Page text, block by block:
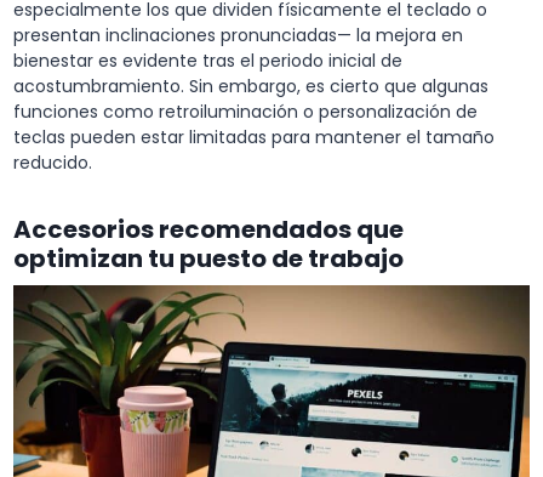
especialmente los que dividen físicamente el teclado o
presentan inclinaciones pronunciadas— la mejora en
bienestar es evidente tras el periodo inicial de
acostumbramiento. Sin embargo, es cierto que algunas
funciones como retroiluminación o personalización de
teclas pueden estar limitadas para mantener el tamaño
reducido.
Accesorios recomendados que
optimizan tu puesto de trabajo